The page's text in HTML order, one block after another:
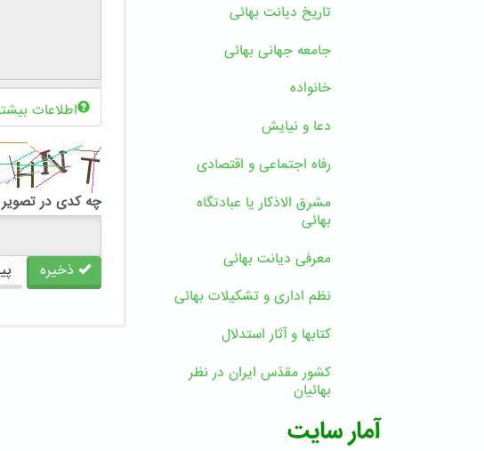
اطلاعات
چه کدی در تصویر
ذخیره
تاریخ دیانت بهائی
جامعه جهانی بهائی
خانواده
دعا و نیایش
رفاه اجتماعی و اقتصادی
مشرق الاذکار یا عبادتگاه
بهائی
معرفی دیانت بهائی
نظم اداری و تشکیلات بهائی
کتابها و آثار استدلال
کشور مقدّس ایران در نظر
بهائیان
آمار سایت